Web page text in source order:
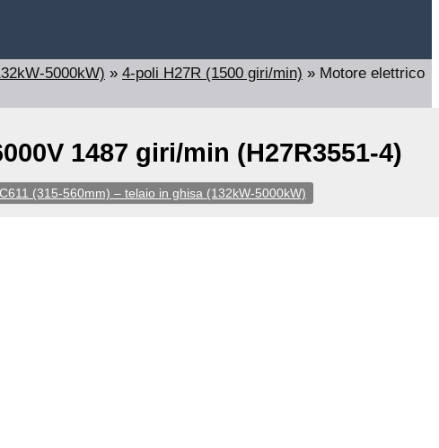
5000kW) » 4-poli H27R (1500 giri/min) » Motore elettrico
1487 giri/min (H27R3551-4)
(315-560mm) – telaio in ghisa (132kW-5000kW)